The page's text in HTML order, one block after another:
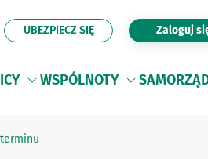
UBEZPIECZ SIĘ Zaloguj
WSPÓLNOTY